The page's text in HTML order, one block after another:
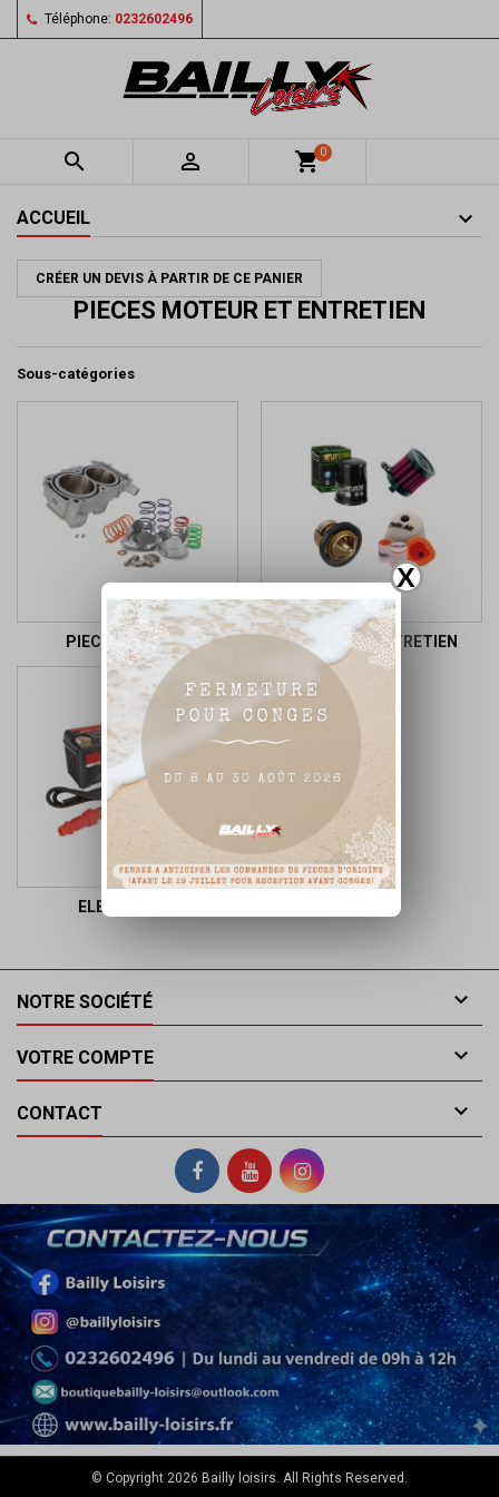
X
Téléphone: 0232602496
  shopping_cart0
ACCUEIL
CRÉER UN DEVIS À PARTIR DE CE PANIER
PIECES MOTEUR ET ENTRETIEN
Sous-catégories
PIECES MOTEUR FILTRES ET ENTRETIEN
ELECTRICITE
NOTRE SOCIÉTÉ 
VOTRE COMPTE 
CONTACT 
© Copyright 2026 Bailly loisirs. All Rights Reserved.